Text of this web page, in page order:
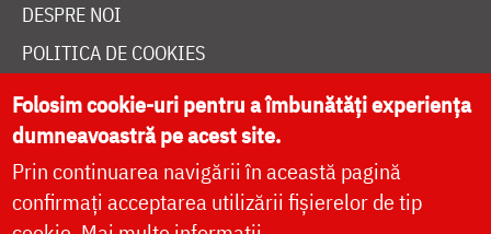
DESPRE NOI
POLITICA DE COOKIES
DONEAZĂ ONLINE PENTRU CATEDRALA NAȚIONALĂ
LIVE
Folosim cookie-uri pentru a îmbunătăți experiența
dumneavoastră pe acest site.
Prin continuarea navigării în această pagină
confirmați acceptarea utilizării fișierelor de tip